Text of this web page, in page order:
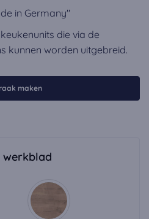
in Germany"
die via de
kunnen worden uitgebreid.
maken
werkblad